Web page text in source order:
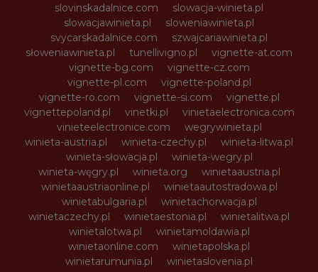
slovinskadalnice.com
slowacja-winieta.pl
slowacjawinieta.pl
sloweniawinieta.pl
svycarskadalnice.com
szwajcariawinieta.pl
słoweniawinieta.pl
tunellivigno.pl
vignette-at.com
vignette-bg.com
vignette-cz.com
vignette-pl.com
vignette-poland.pl
vignette-ro.com
vignette-si.com
vignette.pl
vignettepoland.pl
vinetki.pl
vinietaelectronica.com
vinieteelectronice.com
wegrywinieta.pl
winieta-austria.pl
winieta-czechy.pl
winieta-litwa.pl
winieta-słowacja.pl
winieta-wegry.pl
winieta-węgry.pl
winieta.org
winietaaustria.pl
winietaaustriaonline.pl
winietaautostradowa.pl
winietabulgaria.pl
winietachorwacja.pl
winietaczechy.pl
winietaestonia.pl
winietalitwa.pl
winietalotwa.pl
winietamoldawia.pl
winietaonline.com
winietapolska.pl
winietarumunia.pl
winietaslovenia.pl